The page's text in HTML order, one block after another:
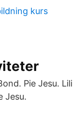
kurs
Pie Jesu. Lili
Jesu.